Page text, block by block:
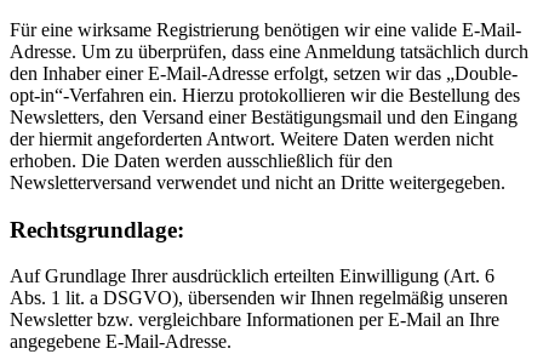
Für eine wirksame Registrierung benötigen wir eine valide E-Mail-
Adresse. Um zu überprüfen, dass eine Anmeldung tatsächlich durch
den Inhaber einer E-Mail-Adresse erfolgt, setzen wir das „Double-
opt-in“-Verfahren ein. Hierzu protokollieren wir die Bestellung des
Newsletters, den Versand einer Bestätigungsmail und den Eingang
der hiermit angeforderten Antwort. Weitere Daten werden nicht
erhoben. Die Daten werden ausschließlich für den
Newsletterversand verwendet und nicht an Dritte weitergegeben.
Rechtsgrundlage:
Auf Grundlage Ihrer ausdrücklich erteilten Einwilligung (Art. 6
Abs. 1 lit. a DSGVO), übersenden wir Ihnen regelmäßig unseren
Newsletter bzw. vergleichbare Informationen per E-Mail an Ihre
angegebene E-Mail-Adresse.